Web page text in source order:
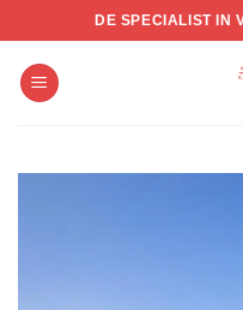
to
content
DE SPECIALIST IN